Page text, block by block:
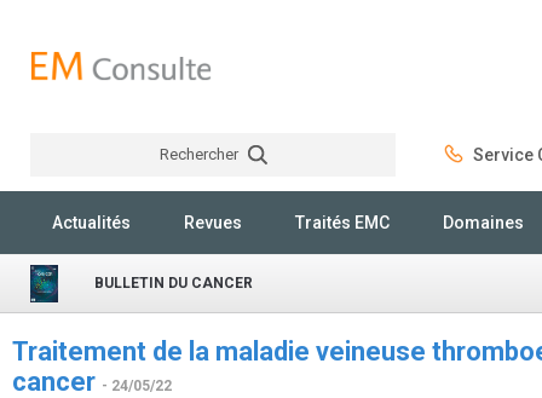
Rechercher Service
Actualités Revues Traités EMC Domaines
BULLETIN DU CANCER
Traitement de la maladie veineuse
cancer - 24/05/22